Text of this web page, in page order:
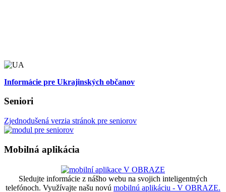
Informácie pre Ukrajinských občanov
Seniori
Zjednodušená verzia stránok pre seniorov
Mobilná aplikácia
Sledujte informácie z nášho webu na svojich inteligentných
telefónoch. Využívajte našu novú mobilnú aplikáciu - V OBRAZE.